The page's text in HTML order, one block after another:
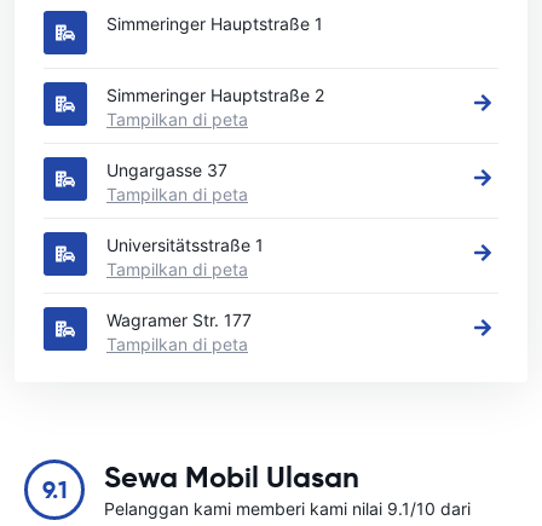
Simmeringer Hauptstraße 1
Simmeringer Hauptstraße 2
Tampilkan di peta
Ungargasse 37
Tampilkan di peta
Universitätsstraße 1
Tampilkan di peta
Wagramer Str. 177
Tampilkan di peta
9.1 Sewa Mobil Ulasan
Pelanggan kami memberi kami nilai 9.1/10 dari